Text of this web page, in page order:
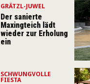
GRÄTZL-JUWEL
Der sanierte
Maxingteich lädt
wieder zur Erholung
ein
SCHWUNGVOLLE
FIESTA